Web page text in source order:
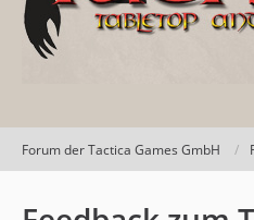
Forum der Tactica Games GmbH